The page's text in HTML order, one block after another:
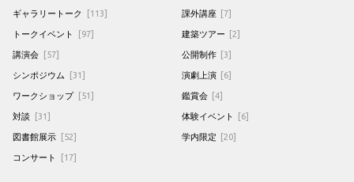
ギャラリートーク [113]
トークイベント [97]
講演会 [57]
シンポジウム [31]
ワークショップ [51]
対談 [31]
図書館展示 [52]
コンサート [17]
課外講座 [7]
建築ツアー [2]
公開制作 [3]
演劇上演 [6]
鑑賞会 [4]
体験イベント [6]
学内限定 [20]